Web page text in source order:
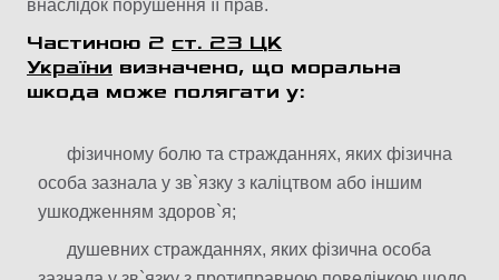
внаслідок порушення її прав.
Частиною 2 ст. 23 ЦК
України визначено, що моральна
шкода може полягати у:
фізичному болю та стражданнях, яких фізична
особа зазнала у зв`язку з каліцтвом або іншим
ушкодженням здоров`я;
душевних стражданнях, яких фізична особа